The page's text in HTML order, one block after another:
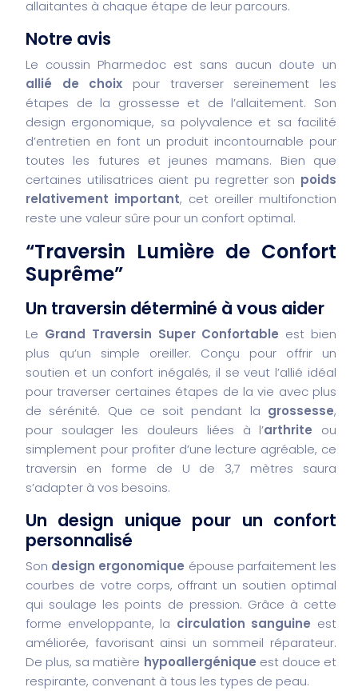
allaitantes à chaque étape de leur parcours.
Notre avis
Le coussin Pharmedoc est sans aucun doute un
allié de choix pour traverser sereinement les
étapes de la grossesse et de l’allaitement. Son
design ergonomique, sa polyvalence et sa facilité
d’entretien en font un produit incontournable pour
toutes les futures et jeunes mamans. Bien que
certaines utilisatrices aient pu regretter son poids
relativement important, cet oreiller multifonction
reste une valeur sûre pour un confort optimal.
“Traversin Lumière de Confort
Suprême”
Un traversin déterminé à vous aider
Le Grand Traversin Super Confortable est bien
plus qu’un simple oreiller. Conçu pour offrir un
soutien et un confort inégalés, il se veut l’allié idéal
pour traverser certaines étapes de la vie avec plus
de sérénité. Que ce soit pendant la grossesse,
pour soulager les douleurs liées à l’arthrite ou
simplement pour profiter d’une lecture agréable, ce
traversin en forme de U de 3,7 mètres saura
s’adapter à vos besoins.
Un design unique pour un confort
personnalisé
Son design ergonomique épouse parfaitement les
courbes de votre corps, offrant un soutien optimal
qui soulage les points de pression. Grâce à cette
forme enveloppante, la circulation sanguine est
améliorée, favorisant ainsi un sommeil réparateur.
De plus, sa matière hypoallergénique est douce et
respirante, convenant à tous les types de peau.